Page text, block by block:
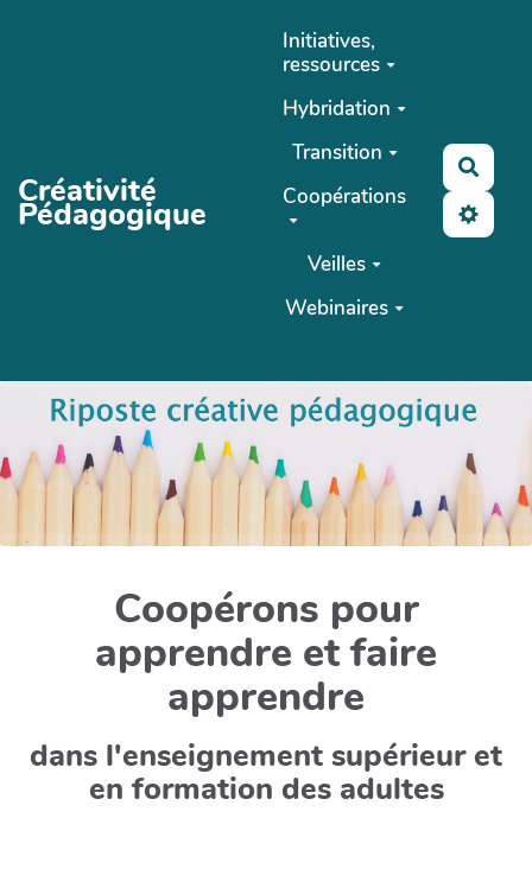
Créativité
Pédagogique
Initiatives,
ressources
Hybridation
Transition
Coopérations
Veilles
Webinaires
Coopérons pour
apprendre et faire
apprendre
dans l'enseignement supérieur et
en formation des adultes